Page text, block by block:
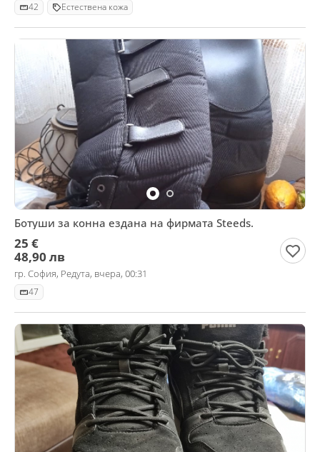
42 Естествена кожа
Ботуши за конна ездана на фирмата Steeds.
25 €
48,90 лв
гр. София, Редута, вчера, 00:31
47